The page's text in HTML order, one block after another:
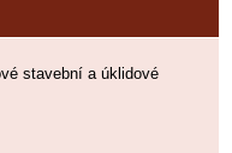
stavební a úklidové